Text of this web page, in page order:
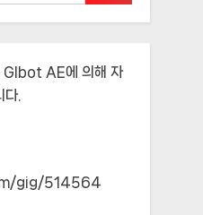
Glbot AE에 의해 자
다.
gig/514564